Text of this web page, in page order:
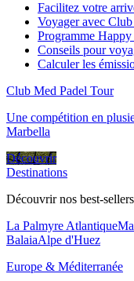
Facilitez votre
Voyager avec
Programme
Conseils pour
Calculer les
Club Med Padel Tour
Une compétition en
Marbella
Découvrir
Destinations
Découvrir nos best-sellers
La Palmyre Atlantique
BalaiaAlpe d'Huez
Europe & Méditerranée